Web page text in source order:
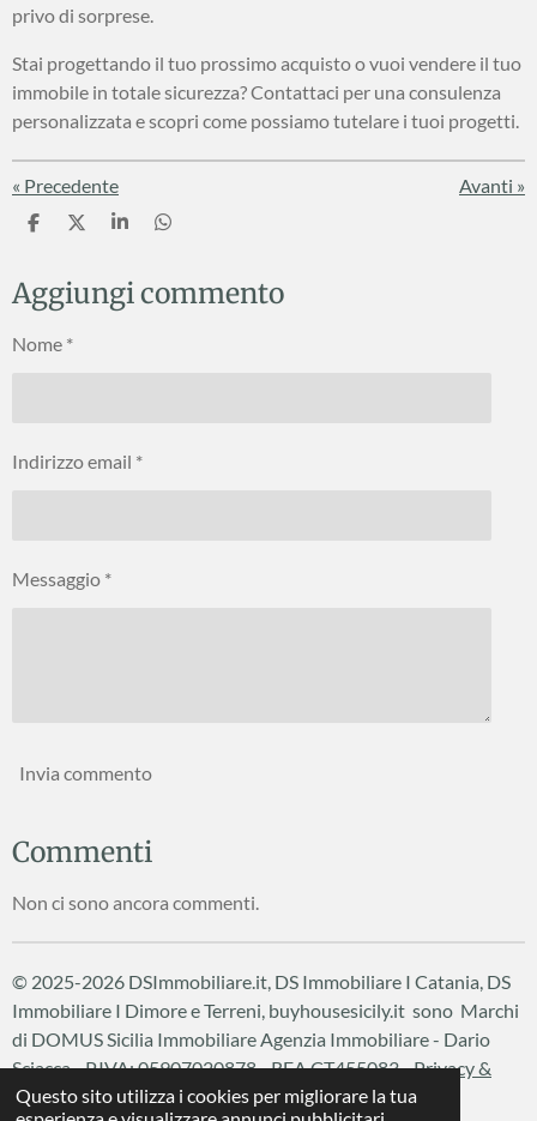
Questo sito utilizza i cookies per migliorare la tua
privo di sorprese.
Stai progettando il tuo prossimo acquisto o vuoi vendere il tuo
immobile in totale sicurezza? Contattaci per una consulenza
personalizzata e scopri come possiamo tutelare i tuoi progetti.
« Precedente Avanti »
C
d
i
i
C
d
i
C
d
i
C
d
i
Aggiungi commento
Nome *
Indirizzo email *
Messaggio *
Invia commento
Commenti
Non ci sono ancora commenti.
© 2025-2026 DSImmobiliare.it, DS Immobiliare I Catania, DS
Immobiliare I Dimore e Terreni, buyhousesicily.it sono Marchi
di DOMUS Sicilia ImmobiliareAgenzia Immobiliare - Dario
Sciacca - P.IVA: 05907020878 - REA CT455083 -Privacy &
Cookie Policy